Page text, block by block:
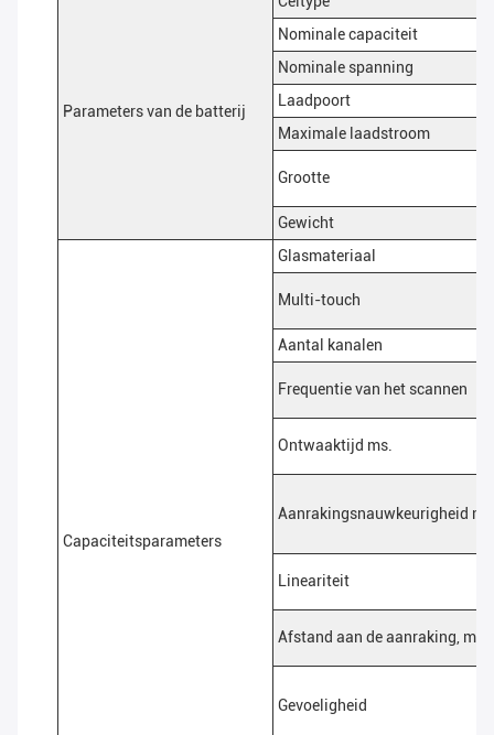
Parameters van de batterij
Nominale capaciteit
Nominale spanning
Laadpoort
Maximale laadstroom
Grootte
Gewicht
Capaciteitsparameters
Glasmateriaal
Multi-touch
Aantal kanalen
Frequentie van het scannen
Ontwaaktijd ms.
Aanrakingsnauwkeurigheid
Lineariteit
Afstand aan de aanraking, mm
Gevoeligheid